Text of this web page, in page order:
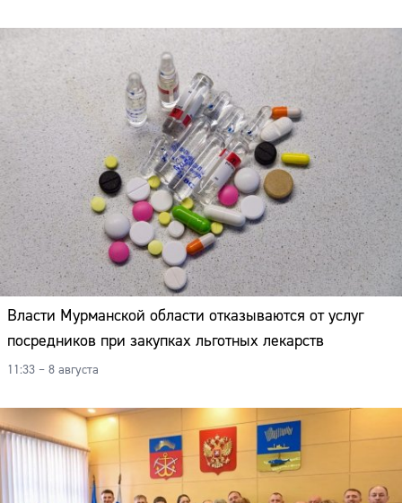
Власти Мурманской области отказываются от услуг
посредников при закупках льготных лекарств
11:33 – 8 августа
Сайт: